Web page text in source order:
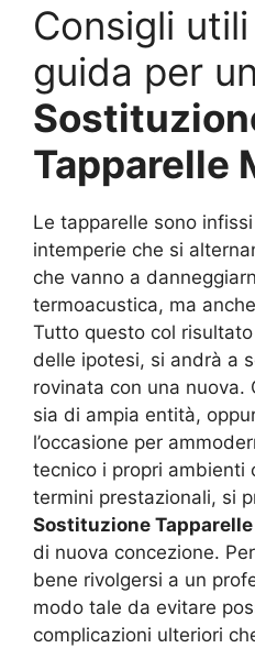
Consigli
guida per
Tapparelle
Le tapparelle sono
intemperie che si
che vanno a
termoacustica, ma
Tutto questo col
delle ipotesi, si andrà a
rovinata con una nuova.
sia di ampia entità,
l’occasione per
tecnico i propri ambienti
termini prestazionali, si
Sostituzione
di nuova concezione.
bene rivolgersi a un
modo tale da evitare
complicazioni ulteriori